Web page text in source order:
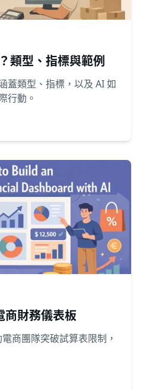
類型、指標與範例
蓋類型、指標，以及 AI 如
行動。
商財務儀表板
商團隊突破試算表限制，